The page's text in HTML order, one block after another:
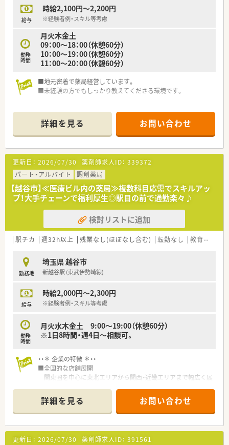
給与
時給2,100円～2,200円
※経験者例・スキル等考慮
勤務
時間
月火木金土
09：00～18：00（休憩60分）
10：00～19：00（休憩60分）
11：00～20：00（休憩60分）
■地元密着で薬局経営しています。
■未経験の方でもしっかり教えてくださる環境です。
詳細を見る お問い合わせ
更新日： 2026/07/30 薬剤師求人ID： 339372
パート・アルバイト
調剤薬局
【越谷市】≪医療ビル内の薬局≫複数科目応需でスキルアッ
プ！大手チェーンで福利厚生◎駅目の前で通勤楽々♪
検討リストに追加
駅チカ 週32h以上 残業なし(ほぼなし含む) 転勤なし 教育制度あり
勤務地
埼玉県 越谷市
新越谷駅 (東武伊勢崎線)
給与
時給2,000円～2,300円
※経験者例・スキル等考慮
勤務
時間
月火水木金土 9:00～19:00（休憩60分）
※1日8時間・週4日～相談可。
・・＊ 企業の特徴 ＊・・
■全国的な店舗展開
関東圏を中心に東北エリアから関西・近畿エリアまで幅広く展
幅広い年齢層の方が活躍されています。
定着率も高く、安定志向の方におすすめです。
■充実の研修制度
基礎～キャリアアップにつながる知識研鑚まで、しっかり身に
つけられる体制です。
■キャリアアップ
詳細を見る お問い合わせ
更新日： 2026/07/30 薬剤師求人ID： 391561